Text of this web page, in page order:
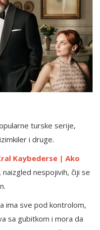
turske serije,
i druge.
Kaybederse | Ako
nespojivih, čiji se
ima sve pod kontrolom,
sa gubitkom i mora da